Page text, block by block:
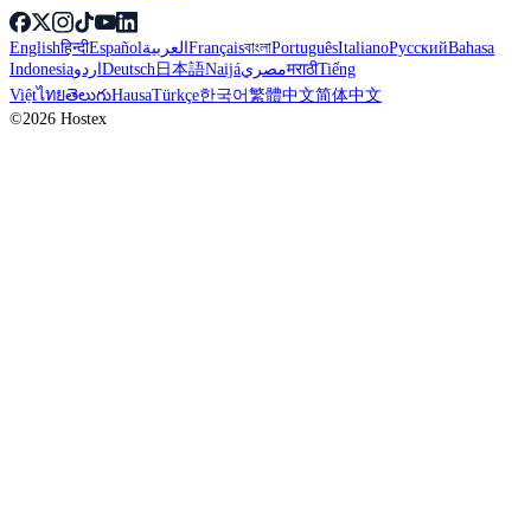
Englishहिन्दीEspañolالعربيةFrançaisবাংলাPortuguêsItalianoРусскийBahasa
IndonesiaاردوDeutsch日本語NaijáمصريमराठीTiếng
ViệtไทยతెలుగుHausaTürkçe한국어繁體中文简体中文
©2026 Hostex